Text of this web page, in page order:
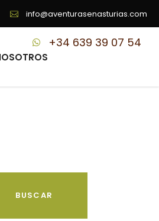
info@aventurasenasturias.com
+34 639 39 07 54